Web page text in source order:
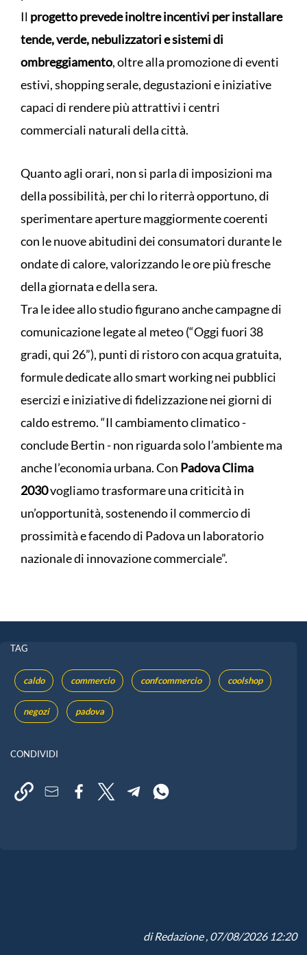
Il progetto prevede inoltre incentivi per installare
tende, verde, nebulizzatori e sistemi di
ombreggiamento, oltre alla promozione di eventi
estivi, shopping serale, degustazioni e iniziative
capaci di rendere più attrattivi i centri
commerciali naturali della città.
Quanto agli orari, non si parla di imposizioni ma
della possibilità, per chi lo riterrà opportuno, di
sperimentare aperture maggiormente coerenti
con le nuove abitudini dei consumatori durante le
ondate di calore, valorizzando le ore più fresche
della giornata e della sera.
Tra le idee allo studio figurano anche campagne di
comunicazione legate al meteo (“Oggi fuori 38
gradi, qui 26”), punti di ristoro con acqua gratuita,
formule dedicate allo smart working nei pubblici
esercizi e iniziative di fidelizzazione nei giorni di
caldo estremo. “Il cambiamento climatico -
conclude Bertin - non riguarda solo l’ambiente ma
anche l’economia urbana. Con Padova Clima
2030vogliamo trasformare una criticità in
un’opportunità, sostenendo il commercio di
prossimità e facendo di Padova un laboratorio
nazionale di innovazione commerciale”.
TAG
caldo commercio confcommercio coolshop
negozi padova
CONDIVIDI
diRedazione, 07/08/2026 12:20